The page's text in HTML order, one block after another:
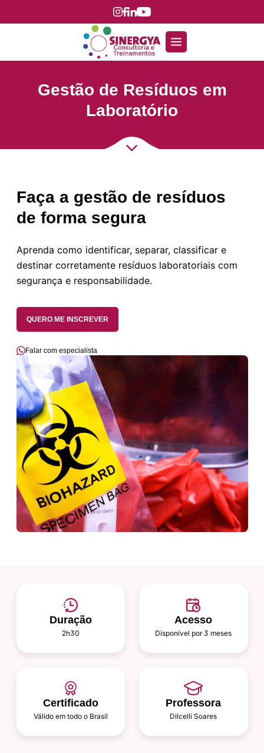
Gestão de Resíduos em
Laboratório
Faça a gestão de resíduos
de forma segura
Aprenda como identificar, separar, classificar e
destinar corretamente resíduos laboratoriais com
segurança e responsabilidade.
QUERO ME INSCREVER
Falar com especialista
Duração
2h30
Acesso
Disponível por 3 meses
Certificado
Válido em todo o Brasil
Professora
Dilcelli Soares